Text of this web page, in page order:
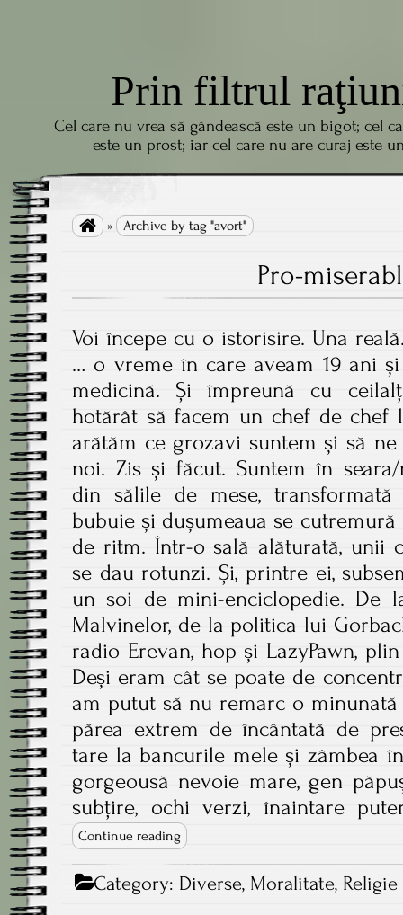
Prin filtrul
Cel care nu vrea să gândească este un bigot; cel
este un prost; iar cel care nu are curaj este
 » Archive by tag "avort"
Pro-
Voi începe cu o istorisire. Una
… o vreme în care aveam 19 ani
medicină. Și împreună cu
hotărât să facem un chef de chef
arătăm ce grozavi suntem și să
noi. Zis și făcut. Suntem în
din sălile de mese,
bubuie și dușumeaua se
de ritm. Într-o sală alăturată, unii
se dau rotunzi. Și, printre ei,
un soi de mini-enciclopedie. De
Malvinelor, de la politica lui
radio Erevan, hop și LazyPawn,
Deși eram cât se poate de
am putut să nu remarc o
părea extrem de încântată de
tare la bancurile mele și zâmbea
gorgeousă nevoie mare, gen
subțire, ochi verzi, înaintare
Continue reading
Category: Diverse, Moralitate,